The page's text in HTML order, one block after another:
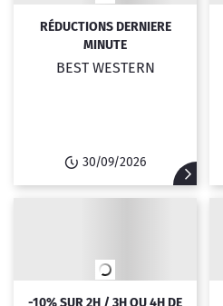
RÉDUCTIONS DERNIERE
MINUTE
BEST WESTERN
30/09/2026
-10% SUR 2H / 3H OU 4H DE